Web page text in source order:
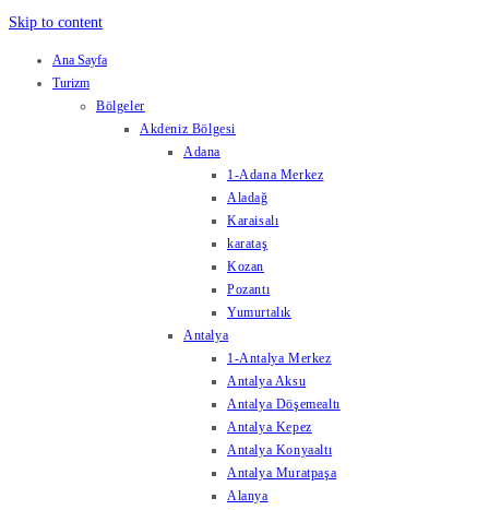
Skip to content
Ana Sayfa
Turizm
Bölgeler
Akdeniz Bölgesi
Adana
1-Adana Merkez
Aladağ
Karaisalı
karataş
Kozan
Pozantı
Yumurtalık
Antalya
1-Antalya Merkez
Antalya Aksu
Antalya Döşemealtı
Antalya Kepez
Antalya Konyaaltı
Antalya Muratpaşa
Alanya